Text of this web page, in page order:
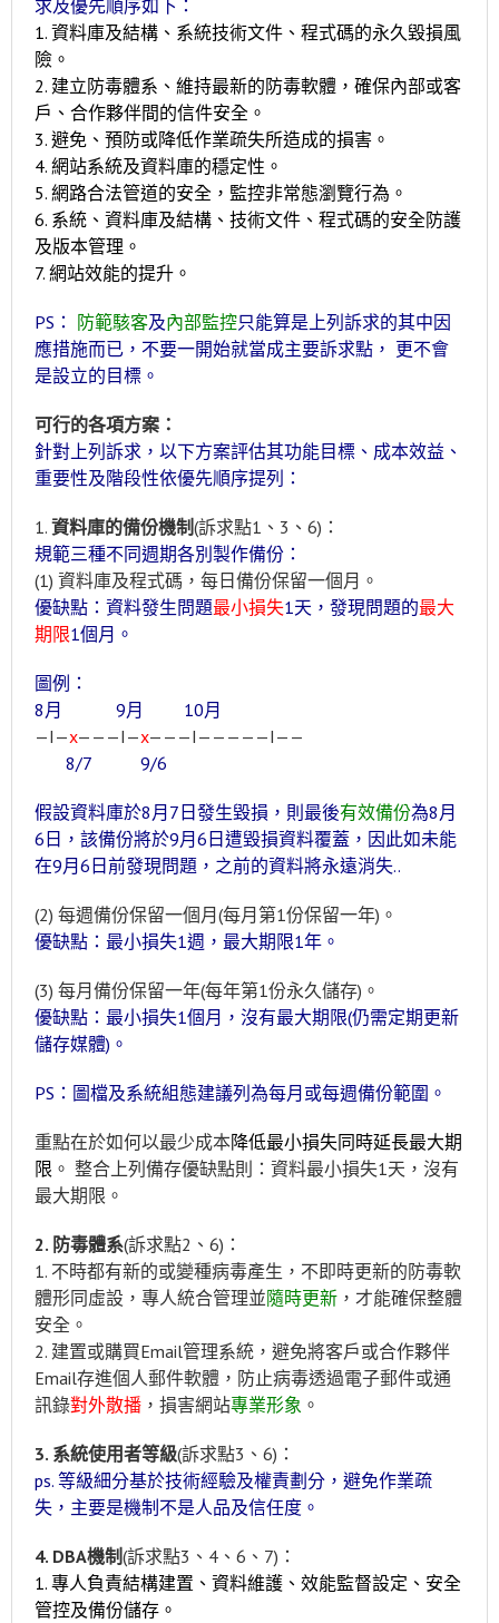
求及優先順序如下：
1. 資料庫及結構、系統技術文件、程式碼的永久毀損風
險。
2. 建立防毒體系、維持最新的防毒軟體，確保內部或客
戶、合作夥伴間的信件安全。
3. 避免、預防或降低作業疏失所造成的損害。
4. 網站系統及資料庫的穩定性。
5. 網路合法管道的安全，監控非常態瀏覽行為。
6. 系統、資料庫及結構、技術文件、程式碼的安全防護
及版本管理。
7. 網站效能的提升。
PS： 防範駭客及內部監控只能算是上列訴求的其中因
應措施而已，不要一開始就當成主要訴求點， 更不會
是設立的目標。
可行的各項方案：
針對上列訴求，以下方案評估其功能目標、成本效益、
重要性及階段性依優先順序提列：
1. 資料庫的備份機制(訴求點1、3、6)：
規範三種不同週期各別製作備份：
(1) 資料庫及程式碼，每日備份保留一個月。
優缺點：資料發生問題最小損失1天，發現問題的最大
期限1個月 。
圖例：
8月 9月 10月
—I—x———I—x———I—————I——
8/7 9/6
假設資料庫於8月7日發生毀損，則最後有效備份為8月
6日，該備份將於9月6日遭毀損資料覆蓋，因此如未能
在9月6日前發現問題，之前的資料將永遠消失..
(2) 每週備份保留一個月(每月第1份保留一年)。
優缺點：最小損失1週，最大期限1年。
(3) 每月備份保留一年(每年第1份永久儲存)。
優缺點：最小損失1個月，沒有最大期限(仍需定期更新
儲存媒體)。
PS：圖檔及系統組態建議列為每月或每週備份範圍。
重點在於如何以最少成本降低最小損失同時延長最大期
限 。 整合上列備存優缺點則：資料最小損失1天，沒有
最大期限。
2. 防毒體系(訴求點2、6)：
1. 不時都有新的或變種病毒產生，不即時更新的防毒軟
體形同虛設，專人統合管理並隨時更新 ，才能確保整體
安全。
2. 建置或購買Email管理系統，避免將客戶或合作夥伴
Email存進個人郵件軟體，防止病毒透過電子郵件或通
訊錄對外散播 ，損害網站專業形象 。
3. 系統使用者等級(訴求點3、6)：
ps. 等級細分基於技術經驗及權責劃分，避免作業疏
失，主要是機制不是人品及信任度。
4. DBA機制(訴求點3、4、6、7)：
1. 專人負責結構建置、資料維護、效能監督設定、安全
管控及備份儲存。